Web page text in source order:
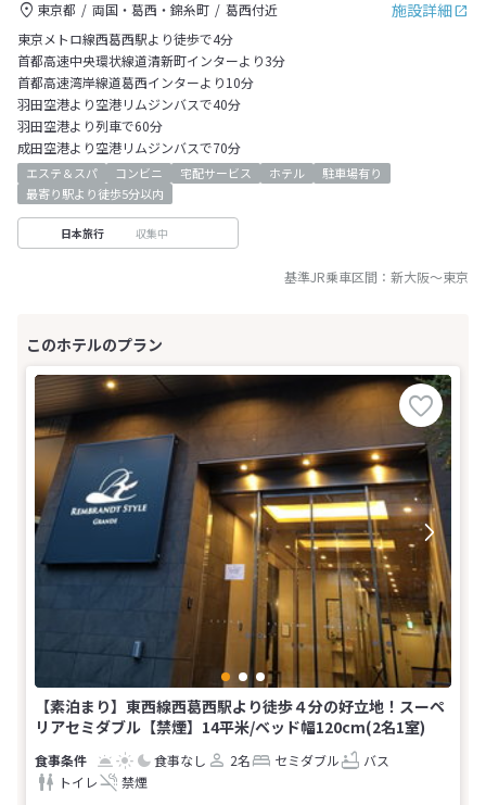
施設詳細
東京都 両国・葛西・錦糸町
葛西付近
東京メトロ線西葛西駅より徒歩で4分
首都高速中央環状線道清新町インターより3分
首都高速湾岸線道葛西インターより10分
羽田空港より空港リムジンバスで40分
羽田空港より列車で60分
成田空港より空港リムジンバスで70分
エステ＆スパ コンビニ 宅配サービス ホテル
駐車場有り
最寄り駅より徒歩5分以内
日本旅行 収集中
基準JR乗車区間： 新大阪～東京
【素泊まり】東西線西葛西駅より徒歩４分の好立地！スーペ
リアセミダブル【禁煙】14平米/ベッド幅120cm(2名1室)
食事なし 2名 セミダブル
バス
トイレ
禁煙